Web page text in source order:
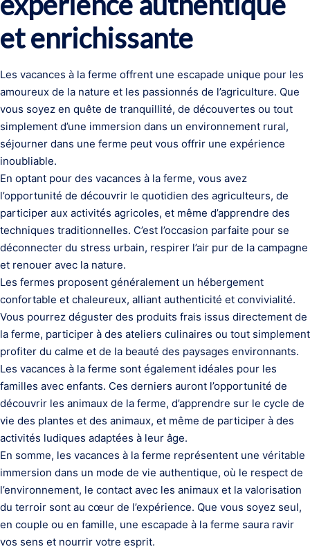
et enrichissante
Les vacances à la ferme offrent une escapade unique pour les
amoureux de la nature et les passionnés de l’agriculture. Que
vous soyez en quête de tranquillité, de découvertes ou tout
simplement d’une immersion dans un environnement rural,
séjourner dans une ferme peut vous offrir une expérience
inoubliable.
En optant pour des vacances à la ferme, vous avez
l’opportunité de découvrir le quotidien des agriculteurs, de
participer aux activités agricoles, et même d’apprendre des
techniques traditionnelles. C’est l’occasion parfaite pour se
déconnecter du stress urbain, respirer l’air pur de la campagne
et renouer avec la nature.
Les fermes proposent généralement un hébergement
confortable et chaleureux, alliant authenticité et convivialité.
Vous pourrez déguster des produits frais issus directement de
la ferme, participer à des ateliers culinaires ou tout simplement
profiter du calme et de la beauté des paysages environnants.
Les vacances à la ferme sont également idéales pour les
familles avec enfants. Ces derniers auront l’opportunité de
découvrir les animaux de la ferme, d’apprendre sur le cycle de
vie des plantes et des animaux, et même de participer à des
activités ludiques adaptées à leur âge.
En somme, les vacances à la ferme représentent une véritable
immersion dans un mode de vie authentique, où le respect de
l’environnement, le contact avec les animaux et la valorisation
du terroir sont au cœur de l’expérience. Que vous soyez seul,
en couple ou en famille, une escapade à la ferme saura ravir
vos sens et nourrir votre esprit.